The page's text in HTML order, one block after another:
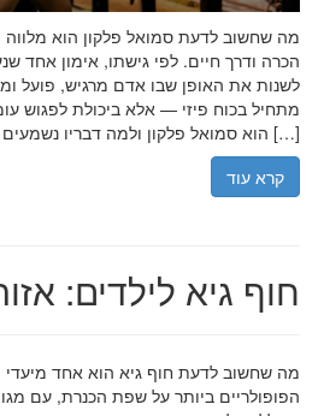
מה שחשוב לדעת סמואל פלקון הוא מלווה
הכרה ודרך חיים. לפי גישתו, אימון אחד
לשנות את האופן שבו אדם מרגיש, פועל
מתחיל בכוח פיזי — אלא ביכולת לפגוש
הוא סמואל פלקון ולמה דבריו נשמעים אחרת? סמואל פלקון […]
קרא עוד
חוף גיא לילדים:
מה שחשוב לדעת חוף גיא הוא אחד מיעדי
הפופולריים ביותר על שפת הכנרת, עם